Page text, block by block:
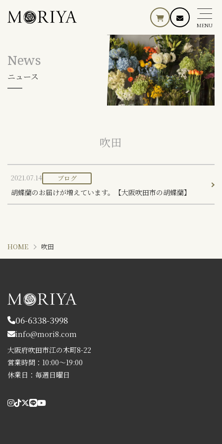
MENU
News
ニュース
吹田
2021.07.14 ブログ
胡蝶蘭のお届けが増えています。【大阪吹田市の胡蝶蘭】
HOME 吹田
06-6338-3998
info@mori8.com
大阪府吹田市江の木町8-22
営業時間：10:00～19:00
休業日：毎週日曜日